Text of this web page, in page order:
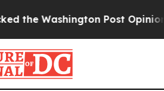
Washington Post Opinion